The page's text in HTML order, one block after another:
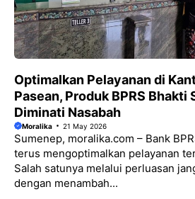
Optimalkan Pelayanan di
Pasean, Produk BPRS Bhakti
Diminati Nasabah
Moralika 21 May 2026
Sumenep, moralika.com – Bank
terus mengoptimalkan pelayanan
Salah satunya melalui perluasan
dengan menambah...